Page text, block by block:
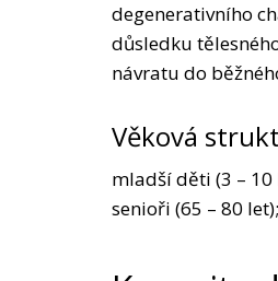
degenerativního
důsledku
návratu do
Věková
mladší děti (3 –
senioři (65 – 80